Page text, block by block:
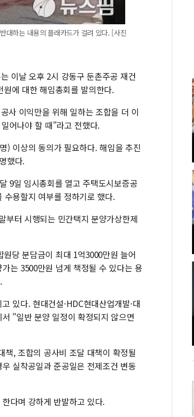
대하는 내용의 플래카드가 걸려 있다. [사진
이날 오후 2시 강동구 둔촌주공 재건
에 대한 해임총회를 발의한다.
사 이익만을 위해 일하는 조합을 더 이
어나야 할 때"라고 전했다.
) 이상의 동의가 필요하다. 해임을 추진
했다.
9일 임시총회를 열고 주택도시보증공
용할지 여부를 정하기로 했다.
부터 시행되는 민간택지 분양가상한제
당 분담금이 최대 1억3000만원 늘어
는 3500만원 넘게 책정될 수 있다는 용
있다. 현대건설·HDC현대산업개발·대
"일반 분양 일정이 확정되지 않으면
, 조합의 공사비 조달 대책이 확정될
실착공일과 준공일은 전제조건 변동
다며 강하게 반발하고 있다.